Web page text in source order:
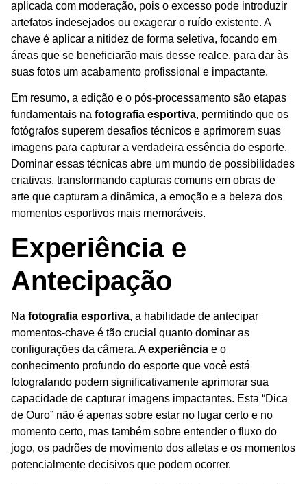
aplicada com moderação, pois o excesso pode introduzir
artefatos indesejados ou exagerar o ruído existente. A
chave é aplicar a nitidez de forma seletiva, focando em
áreas que se beneficiarão mais desse realce, para dar às
suas fotos um acabamento profissional e impactante.
Em resumo, a edição e o pós-processamento são etapas
fundamentais na fotografia esportiva, permitindo que os
fotógrafos superem desafios técnicos e aprimorem suas
imagens para capturar a verdadeira essência do esporte.
Dominar essas técnicas abre um mundo de possibilidades
criativas, transformando capturas comuns em obras de
arte que capturam a dinâmica, a emoção e a beleza dos
momentos esportivos mais memoráveis.
Experiência e
Antecipação
Na fotografia esportiva, a habilidade de antecipar
momentos-chave é tão crucial quanto dominar as
configurações da câmera. Aexperiência e o
conhecimento profundo do esporte que você está
fotografando podem significativamente aprimorar sua
capacidade de capturar imagens impactantes. Esta “Dica
de Ouro” não é apenas sobre estar no lugar certo e no
momento certo, mas também sobre entender o fluxo do
jogo, os padrões de movimento dos atletas e os momentos
potencialmente decisivos que podem ocorrer.